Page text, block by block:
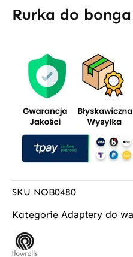
Rurka do
SKU NOB0480
Kategorie Adaptery do